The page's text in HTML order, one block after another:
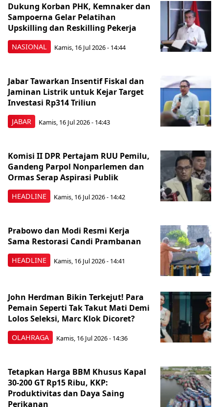
NASIONAL
Dukung Korban PHK, Kemnaker dan
Sampoerna Gelar Pelatihan
Upskilling dan Reskilling Pekerja
Kamis, 16 Jul 2026 - 14:44
JABAR
Jabar Tawarkan Insentif Fiskal dan
Jaminan Listrik untuk Kejar Target
Investasi Rp314 Triliun
Kamis, 16 Jul 2026 - 14:43
HEADLINE
Komisi II DPR Pertajam RUU Pemilu,
Gandeng Parpol Nonparlemen dan
Ormas Serap Aspirasi Publik
Kamis, 16 Jul 2026 - 14:42
HEADLINE
Prabowo dan Modi Resmi Kerja
Sama Restorasi Candi Prambanan
Kamis, 16 Jul 2026 - 14:41
OLAHRAGA
John Herdman Bikin Terkejut! Para
Pemain Seperti Tak Takut Mati Demi
Lolos Seleksi, Marc Klok Dicoret?
Kamis, 16 Jul 2026 - 14:36
Tetapkan Harga BBM Khusus Kapal
30-200 GT Rp15 Ribu, KKP:
Produktivitas dan Daya Saing
Perikanan